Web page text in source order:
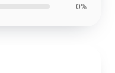
0%